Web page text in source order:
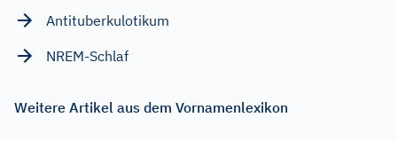
Antituberkulotikum
NREM-Schlaf
Weitere Artikel aus dem Vornamenlexikon